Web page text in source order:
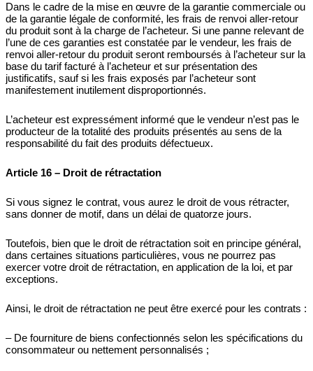
Dans le cadre de la mise en œuvre de la garantie commerciale ou
de la garantie légale de conformité, les frais de renvoi aller-retour
du produit sont à la charge de l’acheteur. Si une panne relevant de
l’une de ces garanties est constatée par le vendeur, les frais de
renvoi aller-retour du produit seront remboursés à l’acheteur sur la
base du tarif facturé à l’acheteur et sur présentation des
justificatifs, sauf si les frais exposés par l’acheteur sont
manifestement inutilement disproportionnés.
L’acheteur est expressément informé que le vendeur n’est pas le
producteur de la totalité des produits présentés au sens de la
responsabilité du fait des produits défectueux.
Article 16 – Droit de rétractation
Si vous signez le contrat, vous aurez le droit de vous rétracter,
sans donner de motif, dans un délai de quatorze jours.
Toutefois, bien que le droit de rétractation soit en principe général,
dans certaines situations particulières, vous ne pourrez pas
exercer votre droit de rétractation, en application de la loi, et par
exceptions.
Ainsi, le droit de rétractation ne peut être exercé pour les contrats :
– De fourniture de biens confectionnés selon les spécifications du
consommateur ou nettement personnalisés ;